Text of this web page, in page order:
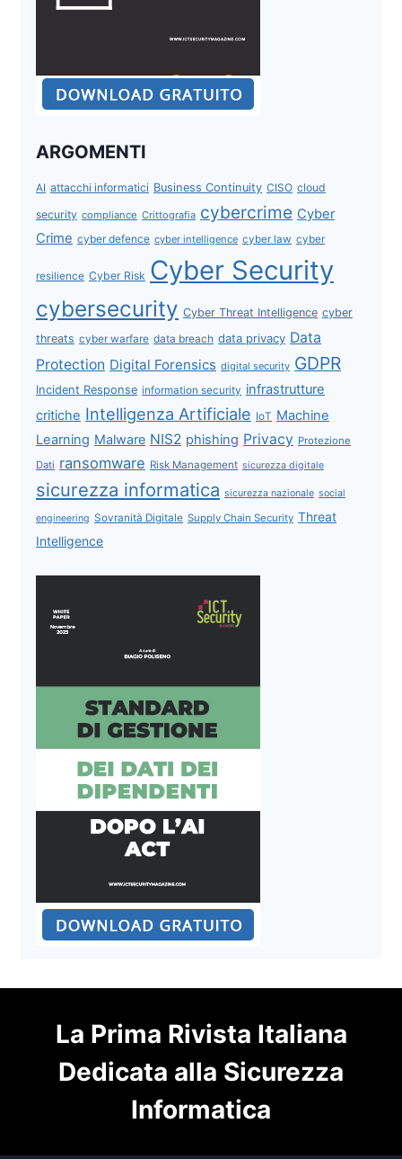
ARGOMENTI
AI attacchi informatici Business Continuity CISO cloud
security compliance Crittografia cybercrime Cyber
Crime cyber defence cyber intelligence cyber law cyber
resilience Cyber Risk Cyber Security
cybersecurity Cyber Threat Intelligence cyber
threats cyber warfare data breach data privacy Data
Protection Digital Forensics digital security GDPR
Incident Response information security infrastrutture
critiche Intelligenza Artificiale IoT Machine
Learning Malware NIS2 phishing Privacy Protezione
Dati ransomware Risk Management sicurezza digitale
sicurezza informatica sicurezza nazionale social
engineering Sovranità Digitale Supply Chain Security Threat
Intelligence
La Prima Rivista Italiana
Dedicata alla Sicurezza
Informatica